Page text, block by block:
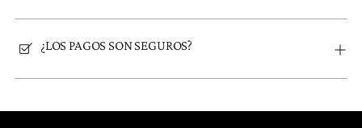
¿LOS PAGOS SON SEGUROS?